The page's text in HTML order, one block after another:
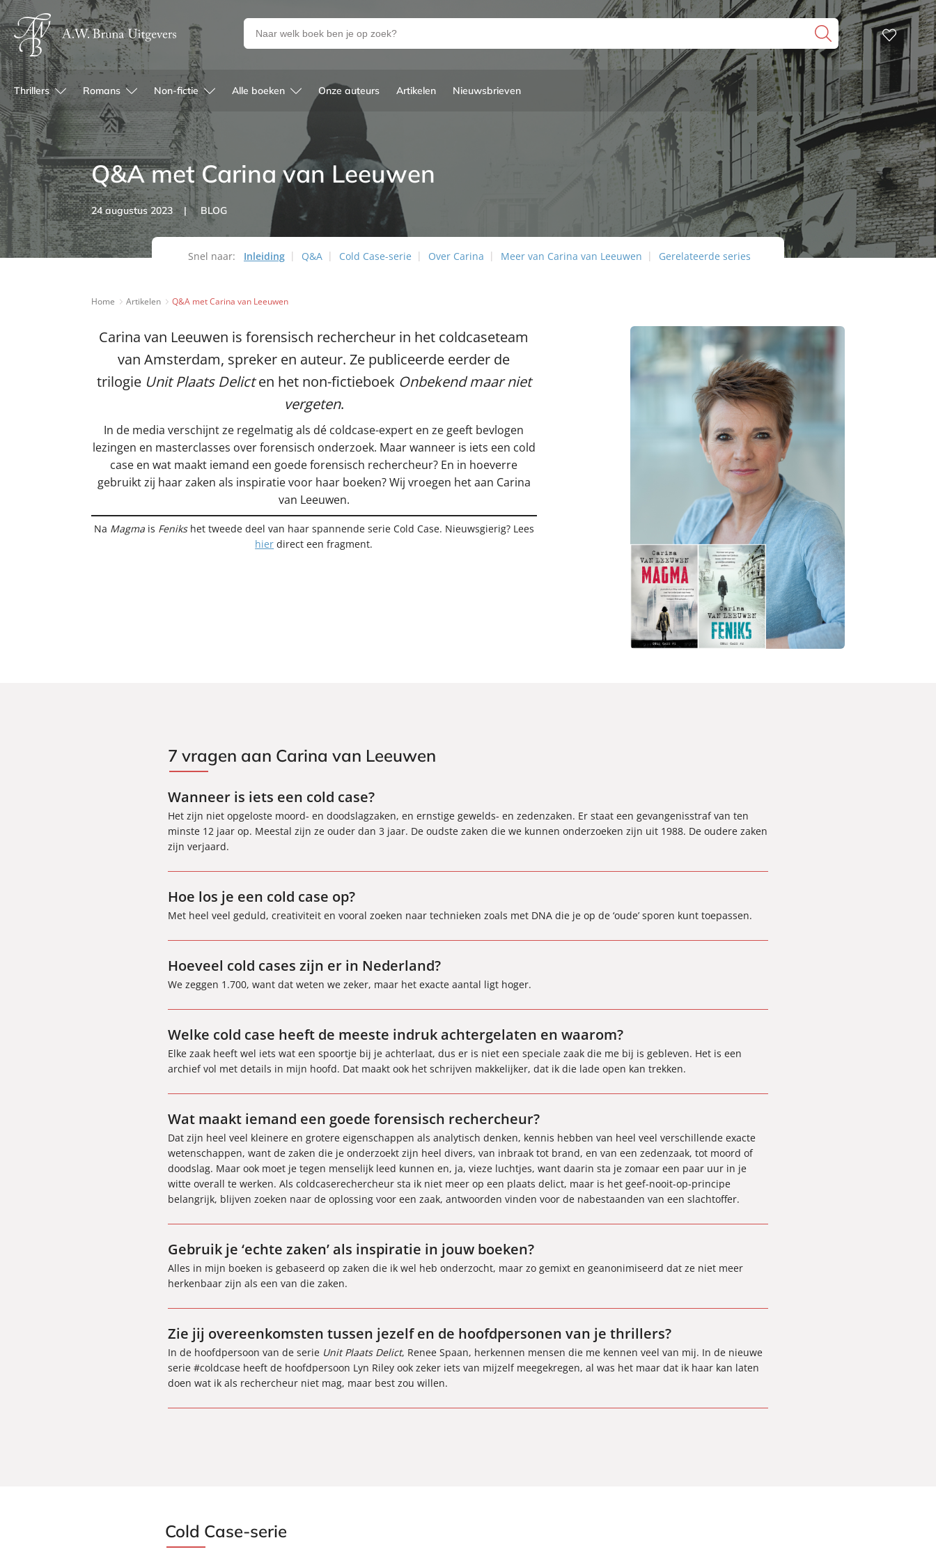
Zoeken
naar
en
Thrillers Romans Non-fictie Alle boeken Onze auteurs Artikelen Nieuwsbrieven
Q&A met Carina van Leeuwen
24 augustus 2023 BLOG
Snel naar: Inleiding Q&A Cold Case-serie Over Carina Meer van Carina van Leeuwen Gerelateerde series
Home Artikelen Q&A met Carina van Leeuwen
Carina van Leeuwen is forensisch rechercheur in het coldcaseteam
van Amsterdam, spreker en auteur. Ze publiceerde eerder de
trilogie Unit Plaats Delicten het non-fictieboek Onbekend maar niet
vergeten.
In de media verschijnt ze regelmatig als dé coldcase-expert en ze geeft bevlogen
lezingen en masterclasses over forensisch onderzoek. Maar wanneer is iets een cold
case en wat maakt iemand een goede forensisch rechercheur? En in hoeverre
gebruikt zij haar zaken als inspiratie voor haar boeken? Wij vroegen het aan Carina
van Leeuwen.
Na Magma is Feniks het tweede deel van haar spannende serie Cold Case. Nieuwsgierig? Lees
hier direct een fragment.
7 vragen aan Carina van Leeuwen
Wanneer is iets een cold case?
Het zijn niet opgeloste moord- en doodslagzaken, en ernstige gewelds- en zedenzaken. Er staat een gevangenisstraf van ten
minste 12 jaar op. Meestal zijn ze ouder dan 3 jaar. De oudste zaken die we kunnen onderzoeken zijn uit 1988. De oudere zaken
zijn verjaard.
Hoe los je een cold case op?
Met heel veel geduld, creativiteit en vooral zoeken naar technieken zoals met DNA die je op de ‘oude’ sporen kunt toepassen.
Hoeveel cold cases zijn er in Nederland?
We zeggen 1.700, want dat weten we zeker, maar het exacte aantal ligt hoger.
Welke cold case heeft de meeste indruk achtergelaten en waarom?
Elke zaak heeft wel iets wat een spoortje bij je achterlaat, dus er is niet een speciale zaak die me bij is gebleven. Het is een
archief vol met details in mijn hoofd. Dat maakt ook het schrijven makkelijker, dat ik die lade open kan trekken.
Wat maakt iemand een goede forensisch rechercheur?
Dat zijn heel veel kleinere en grotere eigenschappen als analytisch denken, kennis hebben van heel veel verschillende exacte
wetenschappen, want de zaken die je onderzoekt zijn heel divers, van inbraak tot brand, en van een zedenzaak, tot moord of
doodslag. Maar ook moet je tegen menselijk leed kunnen en, ja, vieze luchtjes, want daarin sta je zomaar een paar uur in je
witte overall te werken. Als coldcaserechercheur sta ik niet meer op een plaats delict, maar is het geef-nooit-op-principe
belangrijk, blijven zoeken naar de oplossing voor een zaak, antwoorden vinden voor de nabestaanden van een slachtoffer.
Gebruik je ‘echte zaken’ als inspiratie in jouw boeken?
Alles in mijn boeken is gebaseerd op zaken die ik wel heb onderzocht, maar zo gemixt en geanonimiseerd dat ze niet meer
herkenbaar zijn als een van die zaken.
Zie jij overeenkomsten tussen jezelf en de hoofdpersonen van je thrillers?
In de hoofdpersoon van de serie Unit Plaats Delict, Renee Spaan, herkennen mensen die me kennen veel van mij. In de nieuwe
serie #coldcase heeft de hoofdpersoon Lyn Riley ook zeker iets van mijzelf meegekregen, al was het maar dat ik haar kan laten
doen wat ik als rechercheur niet mag, maar best zou willen.
Cold Case-serie